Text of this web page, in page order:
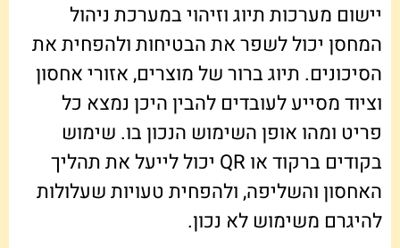
יישום מערכות תיוג וזיהוי במערכת ניהול
המחסן יכול לשפר את הבטיחות ולהפחית את
הסיכונים. תיוג ברור של מוצרים, אזורי אחסון
וציוד מסייע לעובדים להבין היכן נמצא כל
פריט ומהו אופן השימוש הנכון בו. שימוש
בקודים ברקוד או QR יכול לייעל את תהליך
האחסון והשליפה, ולהפחית טעויות שעלולות
להיגרם משימוש לא נכון.